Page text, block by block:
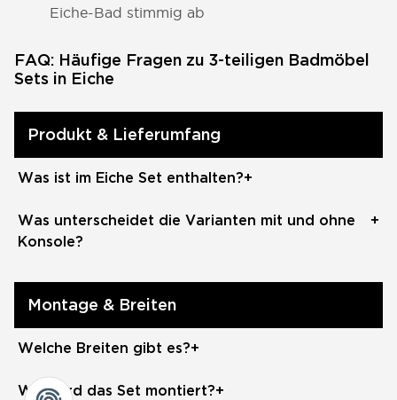
Eiche-Bad stimmig ab
FAQ: Häufige Fragen zu 3-teiligen Badmöbel
Sets in Eiche
Produkt & Lieferumfang
Was ist im Eiche Set enthalten?+
Ein 3-teiliges Badmöbel Set in Eiche besteht aus
einem Unterschrank, einem Spiegelschrank und
mit Konsolenplatte. Eine Armatur ist nicht enthalten
und wird separat benötigt.
Was unterscheidet die Varianten mit und ohne
Konsole?
+
sowie ein Aufsatzwaschbecken – für einen offenen,
warmen Look. Modelle ohne Konsolenplatte sind mit
einem Einbauwaschbecken ausgestattet. Beide
Varianten sind vollständig und einsatzbereit.
Montage & Breiten
Welche Breiten gibt es?+
Die Eiche-Modelle sind in 60, 80 und 100 cm
Wie wird das Set montiert?+